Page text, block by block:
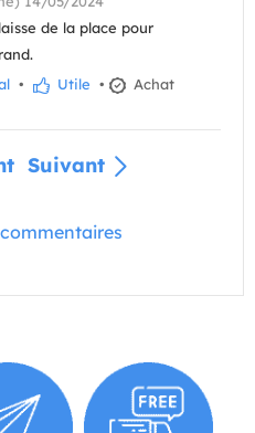
de la place pour
• Utile •
Achat
Suivant